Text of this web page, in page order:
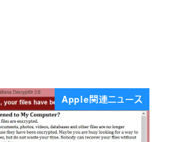
Apple関連ニュース